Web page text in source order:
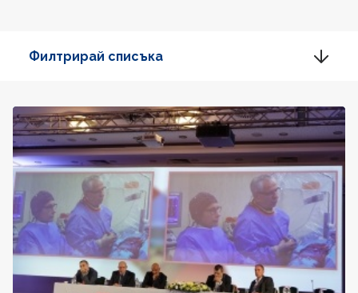
Филтрирай списъка